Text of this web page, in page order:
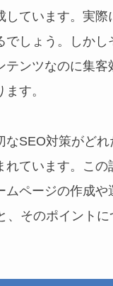
しています。実際
でしょう。しかし
テンツなのに集客
す。
なSEO対策がど
れています。この
ムページの作成や
、そのポイントに